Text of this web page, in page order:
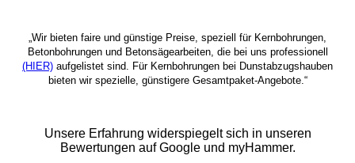
„Wir bieten faire und günstige Preise, speziell für Kernbohrungen,
Betonbohrungen und Betonsägearbeiten, die bei uns professionell
(HIER) aufgelistet sind. Für Kernbohrungen bei Dunstabzugshauben
bieten wir spezielle, günstigere Gesamtpaket-Angebote.“
Unsere Erfahrung widerspiegelt sich in unseren
Bewertungen auf Google und myHammer.